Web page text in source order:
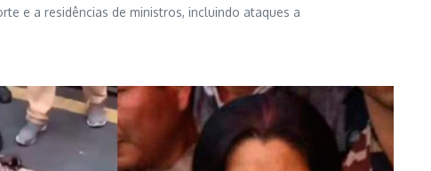
e a residências de ministros, incluindo ataques a